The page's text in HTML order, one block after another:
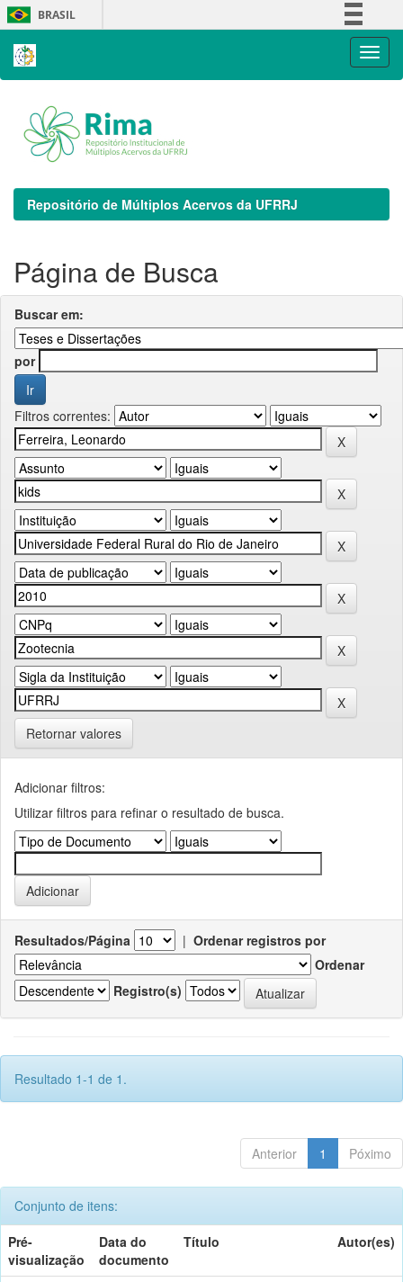
Skip
navigation
BRASIL
Repositório de Múltiplos Acervos da UFRRJ
Página de Busca
Buscar em:
por
Filtros correntes:
Retornar valores
Adicionar filtros:
Utilizar filtros para refinar o resultado de busca.
Resultados/Página | Ordenar registros por
Ordenar
Registro(s)
Resultado 1-1 de 1.
Anterior 1 Póximo
Conjunto de itens:
Pré-
visualização
Data do
documento
Título Autor(es)